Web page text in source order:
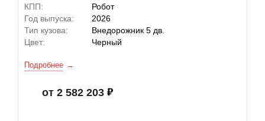
КПП:
Робот
Год выпуска:
2026
Тип кузова:
Внедорожник 5 дв.
Цвет:
Черный
Подробнее
от 2 582 203